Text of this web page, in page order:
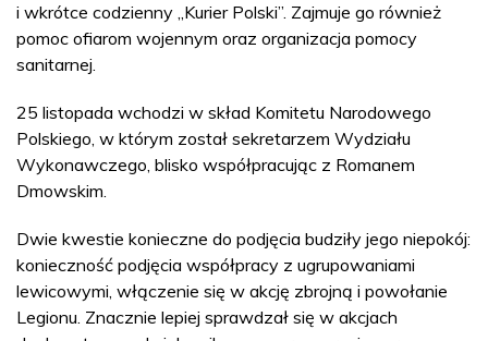
i wkrótce codzienny „Kurier Polski”. Zajmuje go również
pomoc ofiarom wojennym oraz organizacja pomocy
sanitarnej.
25 listopada wchodzi w skład Komitetu Narodowego
Polskiego, w którym został sekretarzem Wydziału
Wykonawczego, blisko współpracując z Romanem
Dmowskim.
Dwie kwestie konieczne do podjęcia budziły jego niepokój:
konieczność podjęcia współpracy z ugrupowaniami
lewicowymi, włączenie się w akcję zbrojną i powołanie
Legionu. Znacznie lepiej sprawdzał się w akcjach